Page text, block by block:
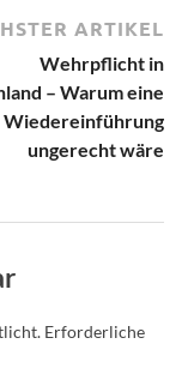
ARTIKEL
Wehrpflicht in
– Warum eine
Wiedereinführung
ungerecht wäre
Erforderliche